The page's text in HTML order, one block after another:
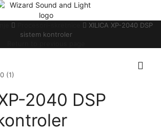
XILICA XP-2040 DSP
sistem kontroler
2040 DSP